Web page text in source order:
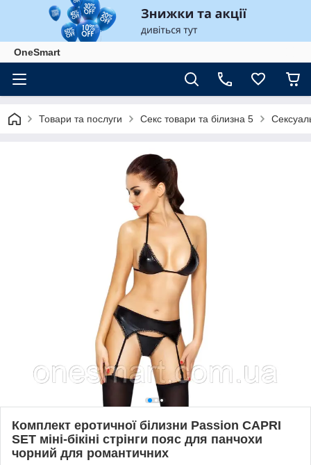
OneSmart
Товари та послуги Секс товари та білизна 5
Комплект еротичної білизни Passion CAPRI
SET міні-бікіні стрінги пояс для панчохи
чорний для романтичних